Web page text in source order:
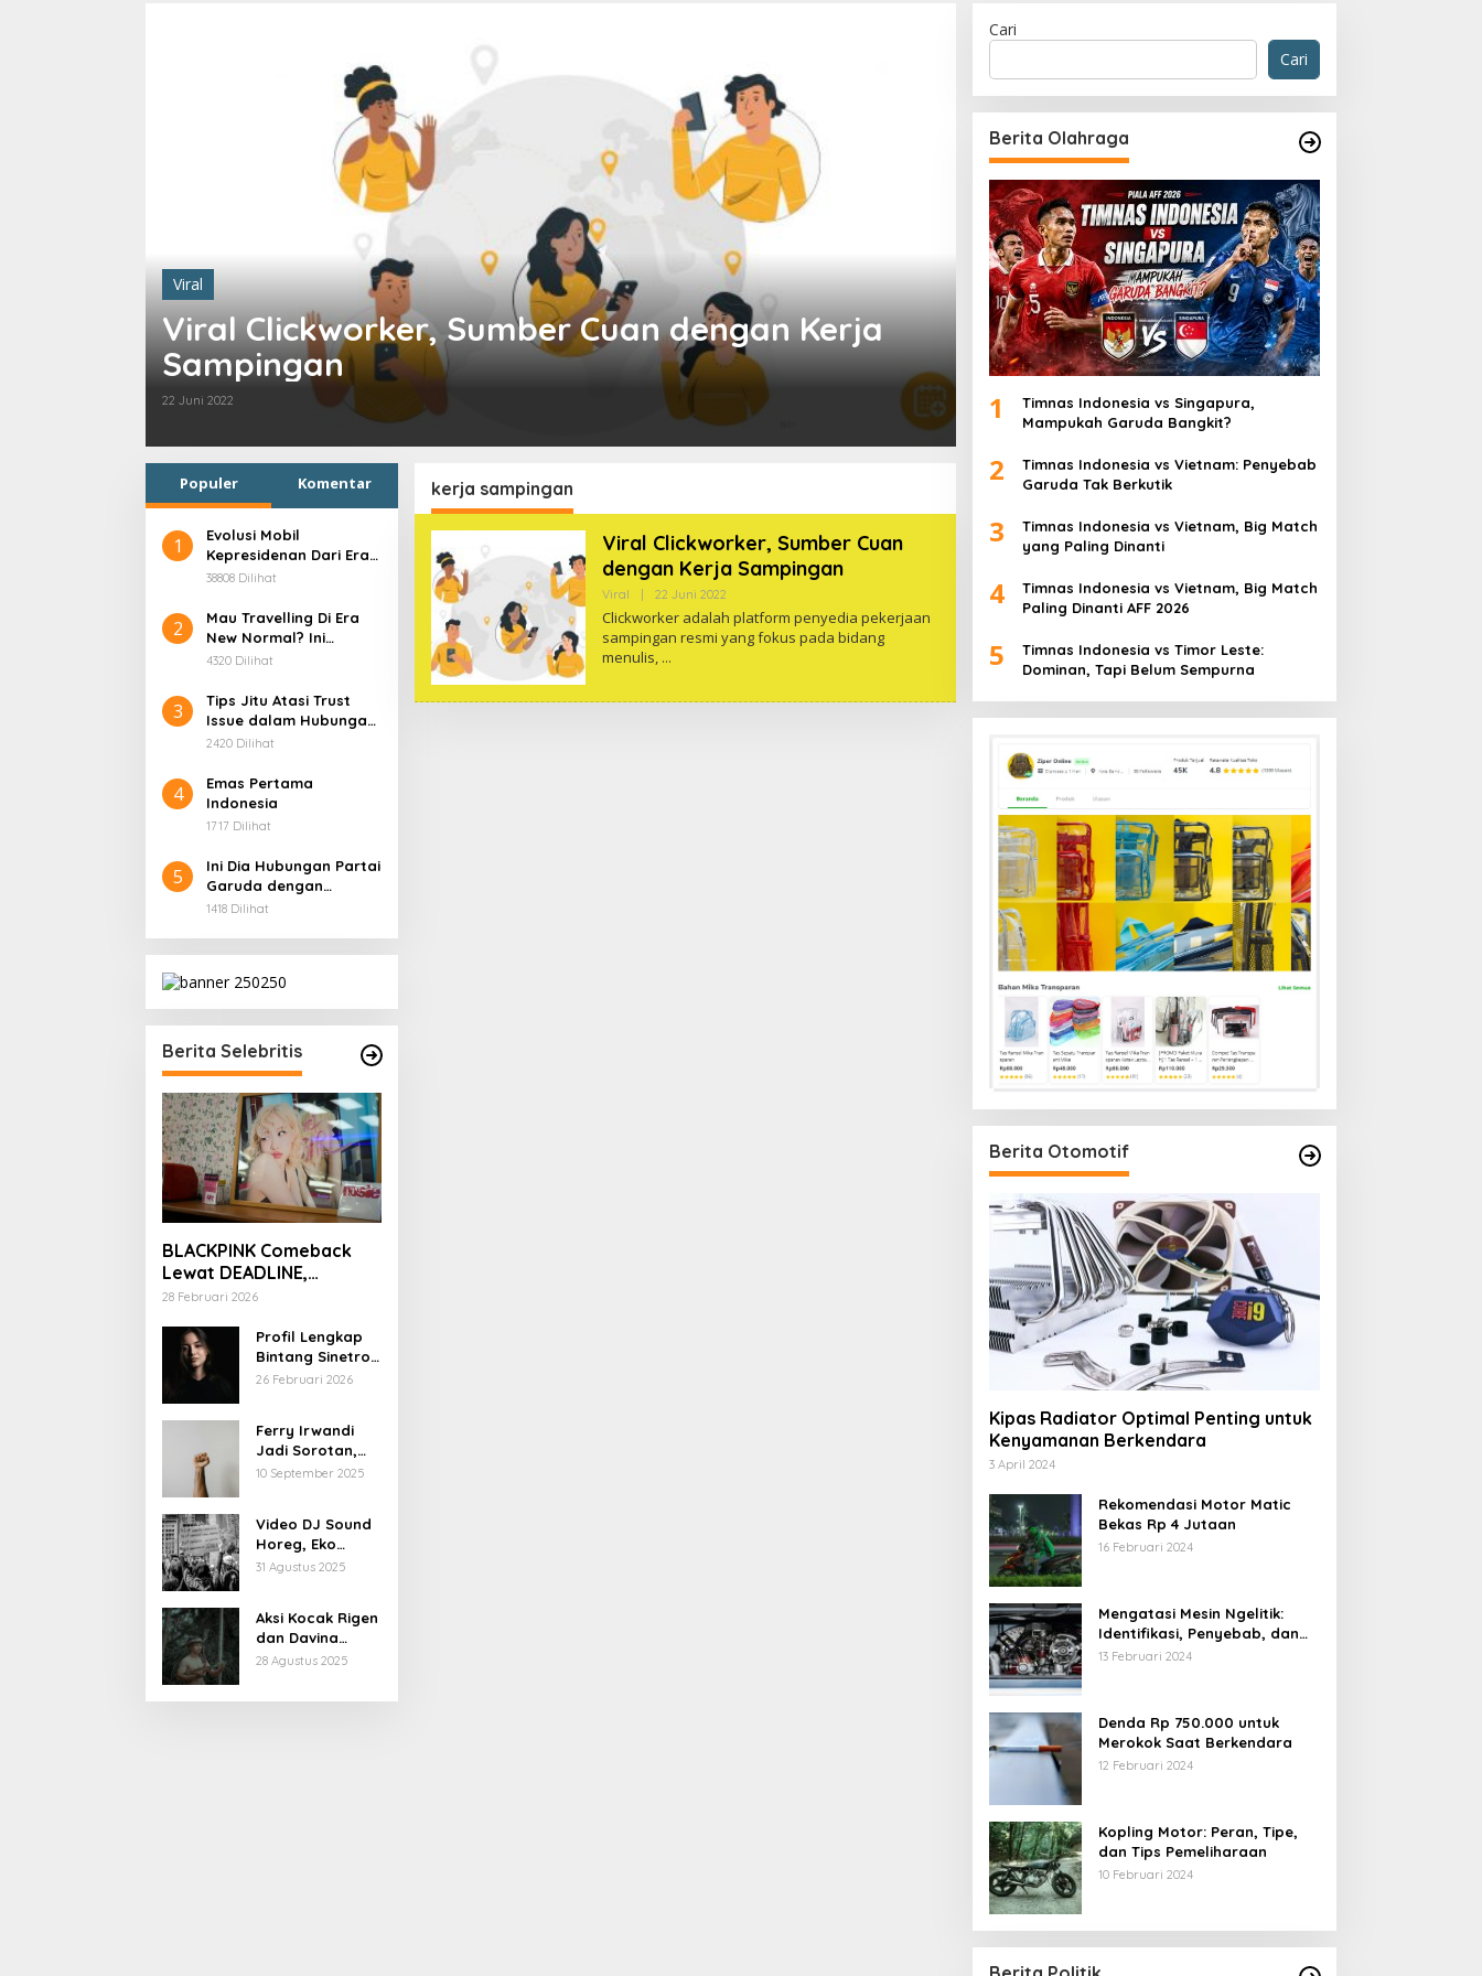
Viral
Viral Clickworker, Sumber Cuan dengan Kerja
Sampingan
22 Juni 2022
Populer Komentar
1
Evolusi Mobil
Kepresidenan Dari Era
Soekarno
38808 Dilihat
2
Mau Travelling Di Era
New Normal? Ini
Beberapa Hal Yang
Persiapkan!
4320 Dilihat
3
Tips Jitu Atasi Trust
Issue dalam Hubungan,
Dijamin Ampuh!
2420 Dilihat
4
Emas Pertama
Indonesia
1717 Dilihat
5
Ini Dia Hubungan Partai
Garuda dengan
Gerindra
1418 Dilihat
Berita Selebritis
BLACKPINK Comeback
Lewat DEADLINE,
YouTube Tembus 100
28 Februari 2026
Profil Lengkap
Bintang Sinetron
Mencintai Ipar
26 Februari 2026
Ferry Irwandi
Jadi Sorotan,
Begini Latar
10 September 2025
Video DJ Sound
Horeg, Eko
Patrio Buka
31 Agustus 2025
Aksi Kocak Rigen
dan Davina
Karamoy di Film
28 Agustus 2025
kerja sampingan
Viral Clickworker, Sumber Cuan
dengan Kerja Sampingan
Viral 22 Juni 2022Oleh
Clickworker adalah platform penyedia pekerjaan
sampingan resmi yang fokus pada bidang
menulis,
Cari
Cari
Berita Olahraga
1
Timnas Indonesia vs Singapura,
Mampukah Garuda Bangkit?
2
Timnas Indonesia vs Vietnam: Penyebab
Garuda Tak Berkutik
3
Timnas Indonesia vs Vietnam, Big Match
yang Paling Dinanti
4
Timnas Indonesia vs Vietnam, Big Match
Paling Dinanti AFF 2026
5
Timnas Indonesia vs Timor Leste:
Dominan, Tapi Belum Sempurna
Berita Otomotif
Kipas Radiator Optimal Penting untuk
Kenyamanan Berkendara
3 April 2024
Rekomendasi Motor Matic
Bekas Rp 4 Jutaan
16 Februari 2024
Mengatasi Mesin Ngelitik:
Identifikasi, Penyebab, dan
Solusi
13 Februari 2024
Denda Rp 750.000 untuk
Merokok Saat Berkendara
12 Februari 2024
Kopling Motor: Peran, Tipe,
dan Tips Pemeliharaan
10 Februari 2024